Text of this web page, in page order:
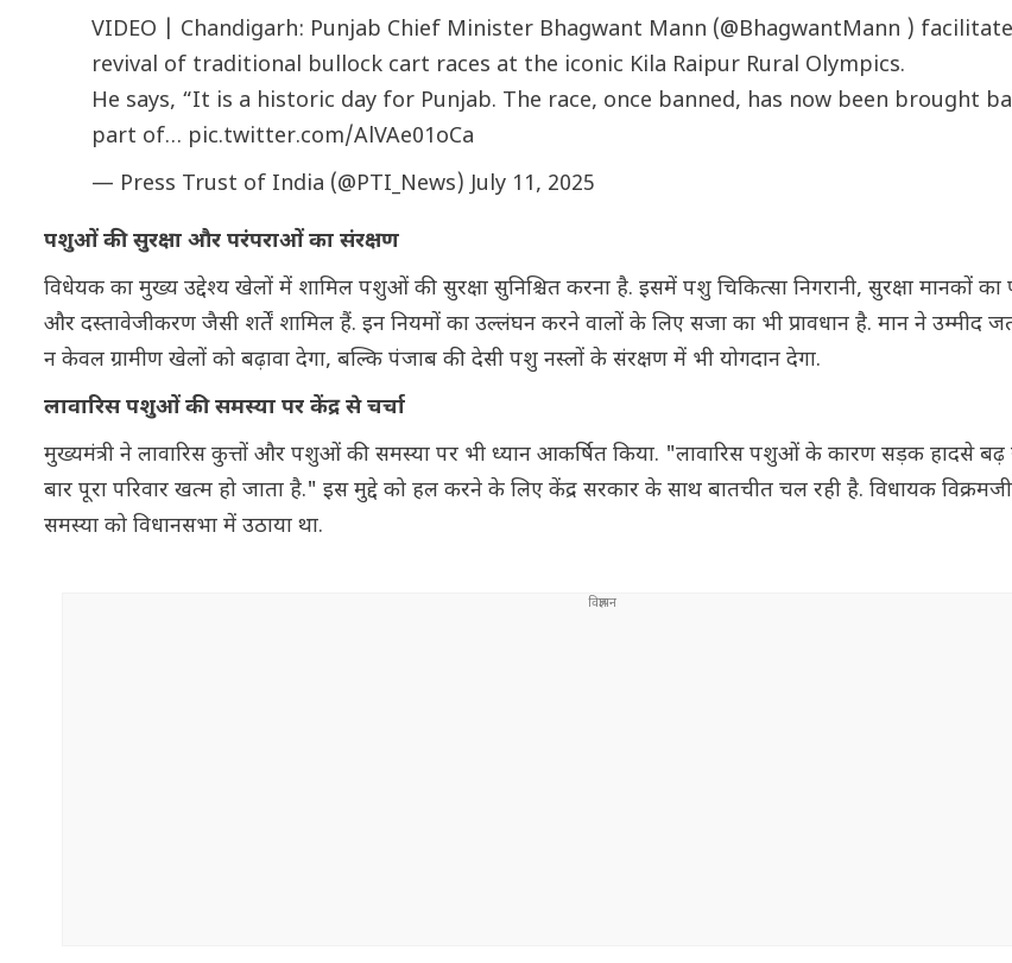
VIDEO | Chandigarh: Punjab Chief Minister Bhagwant Mann (@BhagwantMann )
revival of traditional bullock cart races at the iconic Kila Raipur Rural Olympics.
He says, “It is a historic day for Punjab. The race, once banned, has now been brought
part of… pic.twitter.com/AlVAe01oCa
— Press Trust of India (@PTI_News)July 11, 2025
पशुओं की सुरक्षा और परंपराओं का संरक्षण
विधेयक का मुख्य उद्देश्य खेलों में शामिल पशुओं की सुरक्षा सुनिश्चित करना है. इसमें पशु चिकित्सा निगरानी, सुरक्षा मानकों
और दस्तावेजीकरण जैसी शर्तें शामिल हैं. इन नियमों का उल्लंघन करने वालों के लिए सजा का भी प्रावधान है. मान ने उम्मीद
न केवल ग्रामीण खेलों को बढ़ावा देगा, बल्कि पंजाब की देसी पशु नस्लों के संरक्षण में भी योगदान देगा.
लावारिस पशुओं की समस्या पर केंद्र से चर्चा
मुख्यमंत्री ने लावारिस कुत्तों और पशुओं की समस्या पर भी ध्यान आकर्षित किया. "लावारिस पशुओं के कारण सड़क हादसे
बार पूरा परिवार खत्म हो जाता है." इस मुद्दे को हल करने के लिए केंद्र सरकार के साथ बातचीत चल रही है. विधायक
समस्या को विधानसभा में उठाया था.